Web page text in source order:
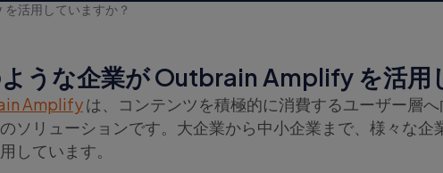
活用していますか？
うな企業が Outbrain Amplify を活用
Amplifyは、コンテンツを積極的に消費するユーザー層
ソリューションです。大企業から中小企業まで、様々な
しています。